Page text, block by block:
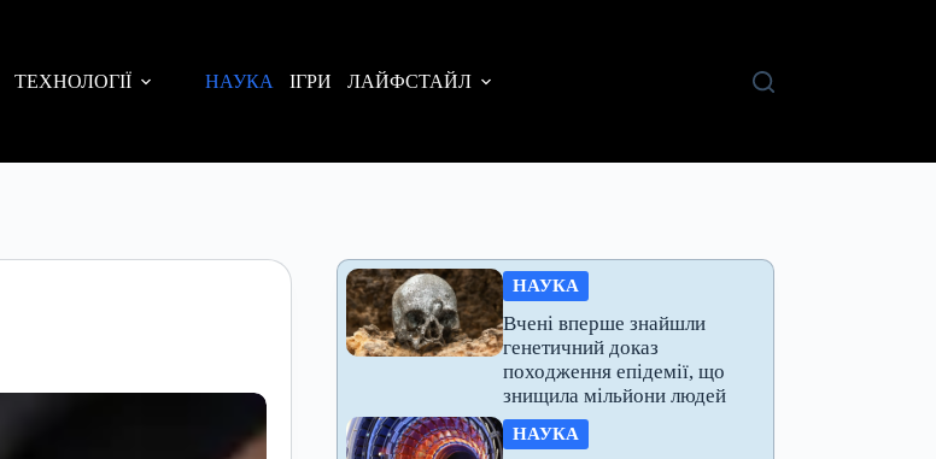
ТЕХНОЛОГІЇ НАУКА ІГРИ ЛАЙФСТАЙЛ
НАУКА
Вчені вперше знайшли
генетичний доказ
походження епідемії, що
знищила мільйони людей
НАУКА